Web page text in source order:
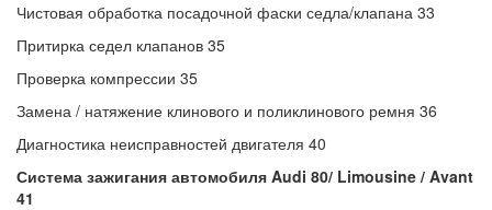
Чистовая обработка посадочной фаски седла/клапана 33
Притирка седел клапанов 35
Проверка компрессии 35
Замена / натяжение клинового и поликлинового ремня 36
Диагностика неисправностей двигателя 40
Система зажигания автомобиля Audi 80/ Limousine / Avant
41